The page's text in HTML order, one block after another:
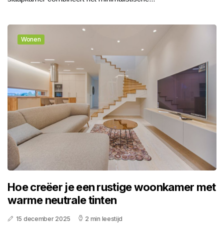
Wonen
Hoe creëer je een rustige woonkamer met
warme neutrale tinten
15 december 2025 2 min leestijd